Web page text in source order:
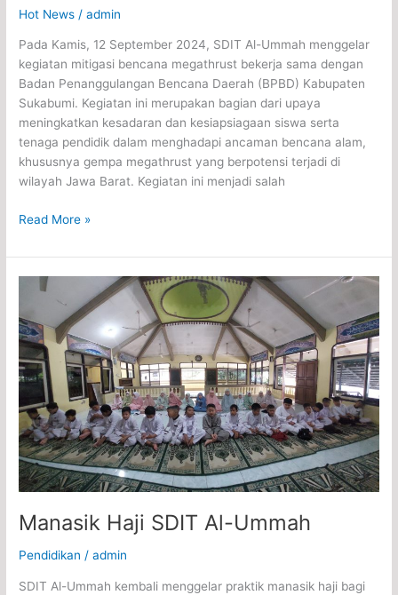
Hot News /admin
Pada Kamis, 12 September 2024, SDIT Al-Ummah menggelar
kegiatan mitigasi bencana megathrust bekerja sama dengan
Badan Penanggulangan Bencana Daerah (BPBD) Kabupaten
Sukabumi. Kegiatan ini merupakan bagian dari upaya
meningkatkan kesadaran dan kesiapsiagaan siswa serta
tenaga pendidik dalam menghadapi ancaman bencana alam,
khususnya gempa megathrust yang berpotensi terjadi di
wilayah Jawa Barat. Kegiatan ini menjadi salah
Read More »
Manasik Haji SDIT Al-Ummah
Pendidikan /admin
SDIT Al-Ummah kembali menggelar praktik manasik haji bagi
Manasik
SDIT
Al-
Ummah